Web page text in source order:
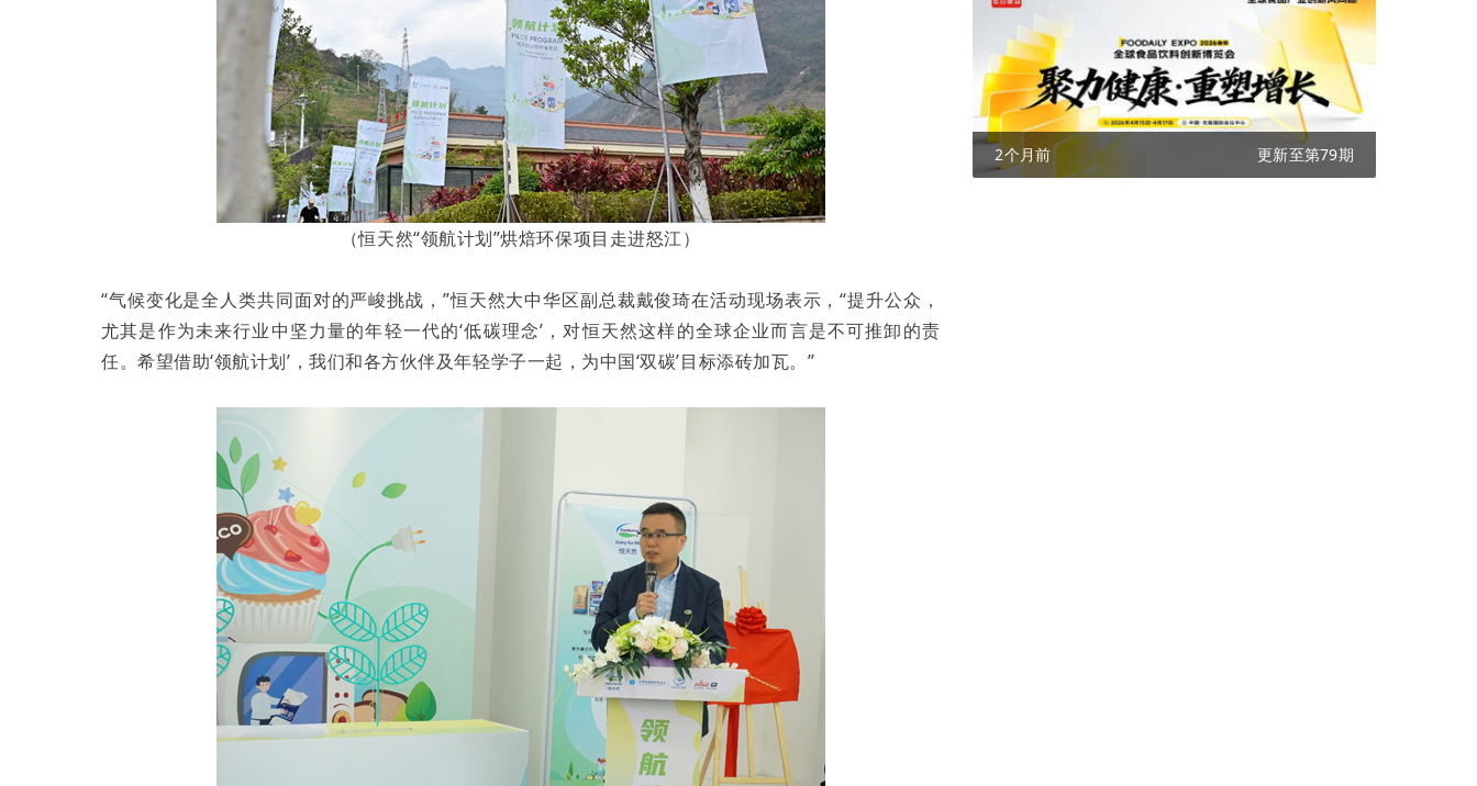
（恒天然“领航计划”烘焙环保项目走进怒江）
“气候变化是全人类共同面对的严峻挑战，”恒天然大中华区副总裁戴俊琦在活动现场表示，“提升公众，
尤其是作为未来行业中坚力量的年轻一代的‘低碳理念’，对恒天然这样的全球企业而言是不可推卸的责
任。希望借助‘领航计划’，我们和各方伙伴及年轻学子一起，为中国‘双碳’目标添砖加瓦。”
2个月前 更新至第79期